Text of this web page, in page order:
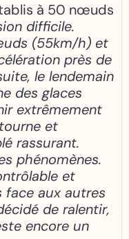
à 50 nœuds
difficile.
(55km/h) et
près de
le lendemain
des glaces
extrêmement
et
rassurant.
phénomènes.
et
face aux autres
de ralentir,
encore un